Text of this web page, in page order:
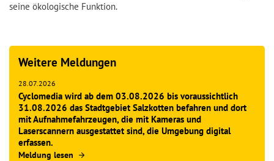
seine ökologische Funktion.
Weitere Meldungen
28.07.2026
Cyclomedia wird ab dem 03.08.2026 bis voraussichtlich
31.08.2026 das Stadtgebiet Salzkotten befahren und dort
mit Aufnahmefahrzeugen, die mit Kameras und
Laserscannern ausgestattet sind, die Umgebung digital
erfassen.
Meldung lesen